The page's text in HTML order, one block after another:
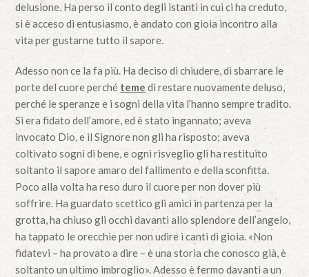
delusione. Ha perso il conto degli istanti in cui ci ha creduto,
si è acceso di entusiasmo, è andato con gioia incontro alla
vita per gustarne tutto il sapore.
Adesso non ce la fa più. Ha deciso di chiudere, di sbarrare le
porte del cuore perché teme di restare nuovamente deluso,
perché le speranze e i sogni della vita l’hanno sempre tradito.
Si era fidato dell’amore, ed è stato ingannato; aveva
invocato Dio, e il Signore non gli ha risposto; aveva
coltivato sogni di bene, e ogni risveglio gli ha restituito
soltanto il sapore amaro del fallimento e della sconfitta.
Poco alla volta ha reso duro il cuore per non dover più
soffrire. Ha guardato scettico gli amici in partenza per la
grotta, ha chiuso gli occhi davanti allo splendore dell’angelo,
ha tappato le orecchie per non udire i canti di gioia. «Non
fidatevi – ha provato a dire – è una storia che conosco già, è
soltanto un ultimo imbroglio». Adesso è fermo davanti a un